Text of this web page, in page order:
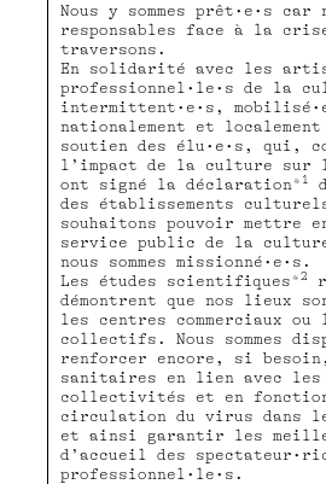
Nous y sommes prêt•e•s car
responsables face à la
traversons.
En solidarité avec les
professionnel•le•s de la
intermittent•e•s,
nationalement et
soutien des élu•e•s, qui,
l’impact de la culture
ont signé la déclaration* 1
des établissements
souhaitons pouvoir mettre
service public de la
nous sommes missionné•e•s.
Les études scientifiques*2
démontrent que nos lieux
les centres commerciaux
collectifs. Nous sommes
renforcer encore, si
sanitaires en lien avec
collectivités et en
circulation du virus dans
et ainsi garantir les
d’accueil des
professionnel•le•s.